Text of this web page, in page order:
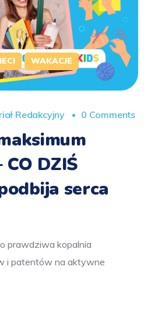
WAKACJE
Redakcyjny 0 Comments
CO DZIŚ
serca
prawdziwa kopalnia
i patentów na aktywne